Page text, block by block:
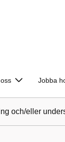
Jobba
och/eller